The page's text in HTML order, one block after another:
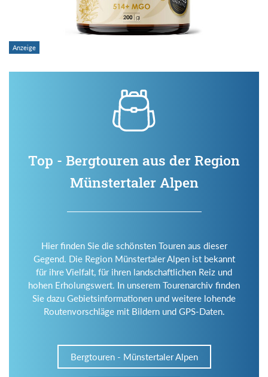
Top - Bergtouren aus der Region
Münstertaler Alpen
Hier finden Sie die schönsten Touren aus dieser
Gegend. Die Region Münstertaler Alpen ist bekannt
für ihre Vielfalt, für ihren landschaftlichen Reiz und
hohen Erholungswert. In unserem Tourenarchiv finden
Sie dazu Gebietsinformationen und weitere lohende
Routenvorschläge mit Bildern und GPS-Daten.
Bergtouren - Münstertaler Alpen